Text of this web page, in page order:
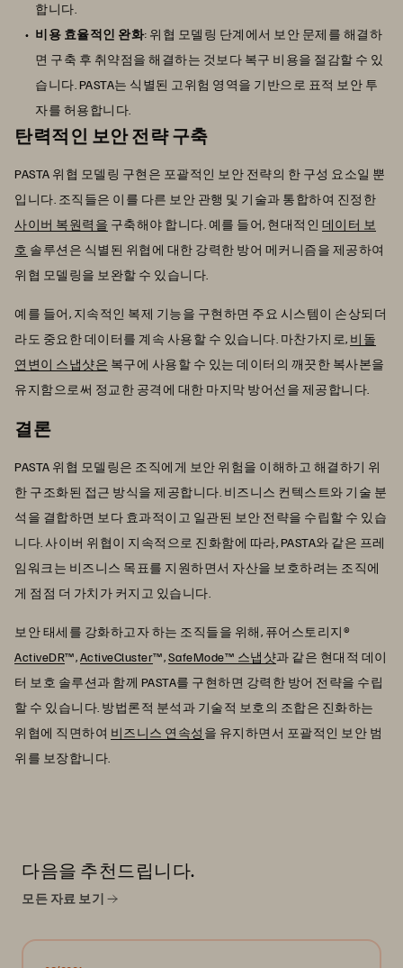
합니다.
비용 효율적인 완화: 위협 모델링 단계에서 보안 문제를 해결하
면 구축 후 취약점을 해결하는 것보다 복구 비용을 절감할 수 있
습니다. PASTA는 식별된 고위험 영역을 기반으로 표적 보안 투
자를 허용합니다.
탄력적인 보안 전략 구축
PASTA 위협 모델링 구현은 포괄적인 보안 전략의 한 구성 요소일 뿐
입니다. 조직들은 이를 다른 보안 관행 및 기술과 통합하여 진정한
사이버 복원력을 구축해야 합니다. 예를 들어, 현대적인 데이터 보
호 솔루션은 식별된 위협에 대한 강력한 방어 메커니즘을 제공하여
위협 모델링을 보완할 수 있습니다.
예를 들어, 지속적인 복제 기능을 구현하면 주요 시스템이 손상되더
라도 중요한 데이터를 계속 사용할 수 있습니다. 마찬가지로, 비돌
연변이 스냅샷은 복구에 사용할 수 있는 데이터의 깨끗한 복사본을
유지함으로써 정교한 공격에 대한 마지막 방어선을 제공합니다.
결론
PASTA 위협 모델링은 조직에게 보안 위험을 이해하고 해결하기 위
한 구조화된 접근 방식을 제공합니다. 비즈니스 컨텍스트와 기술 분
석을 결합하면 보다 효과적이고 일관된 보안 전략을 수립할 수 있습
니다. 사이버 위협이 지속적으로 진화함에 따라, PASTA와 같은 프레
임워크는 비즈니스 목표를 지원하면서 자산을 보호하려는 조직에
게 점점 더 가치가 커지고 있습니다.
보안 태세를 강화하고자 하는 조직들을 위해, 퓨어스토리지®
ActiveDR™,ActiveCluster™,SafeMode™ 스냅샷과 같은 현대적 데이
터 보호 솔루션과 함께 PASTA를 구현하면 강력한 방어 전략을 수립
할 수 있습니다. 방법론적 분석과 기술적 보호의 조합은 진화하는
위협에 직면하여 비즈니스 연속성 을 유지하면서 포괄적인 보안 범
위를 보장합니다.
다음을 추천드립니다.
모든 자료 보기